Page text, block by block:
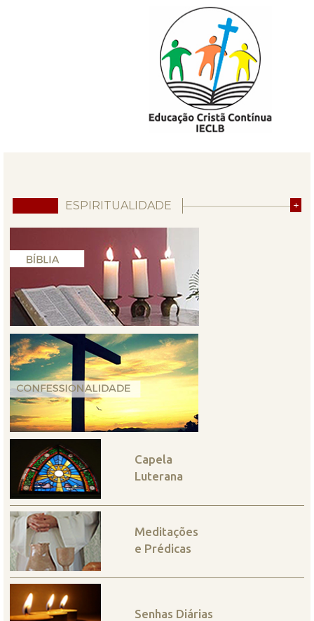
ESPIRITUALIDADE +
Capela
Luterana
Meditações
e Prédicas
Senhas Diárias